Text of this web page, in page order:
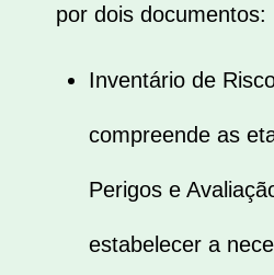
por dois documentos:
Inventário de
compreende as
Perigos e
estabelecer a